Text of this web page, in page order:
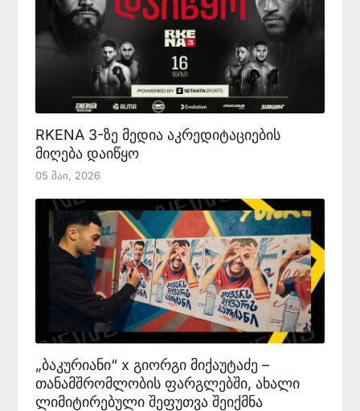
RKENA 3-ზე მედია აკრედიტაციების
მიღება დაიწყო
05 Მაი, 2026
„ბაკურიანი“ x გიორგი მიქაუტაძე –
თანამშრომლობის ფარგლებში, ახალი
ლიმიტირებული შეფუთვა შეიქმნა